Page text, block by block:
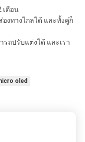
เดือน
งทางไกลได้ และทั้งคู่ก็
รถปรับแต่งได้ และเรา
oled